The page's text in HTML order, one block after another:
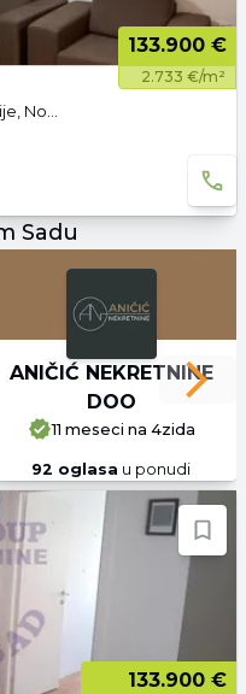
133.900 €
2.733 €/m²
Socijalno, Rotkvarija, Gradske lokacije, Novi Sad
Sadu
ANIČIĆ NEKRETNINE
DOO
11 meseci na 4zida
92 oglasa u ponudi
Next
133.900 €